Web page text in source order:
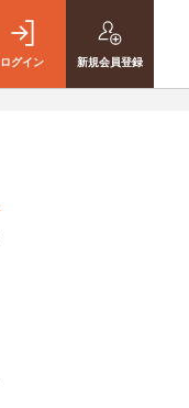
ログイン 新規会員登録